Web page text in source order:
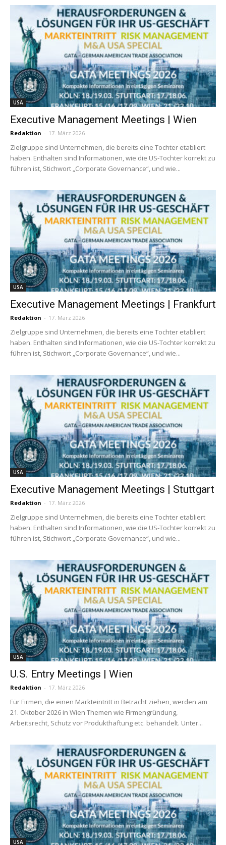
USA
Executive Management Meetings | Wien
Redaktion - 17. März 2026
Zielgruppe sind Unternehmen, die bereits eine Tochter etabliert
haben. Enthalten sind Informationen, wie die US-Tochter korrekt zu
führen ist, Stichwort „Corporate Governance“, und wie...
USA
Executive Management Meetings | Frankfurt
Redaktion - 17. März 2026
Zielgruppe sind Unternehmen, die bereits eine Tochter etabliert
haben. Enthalten sind Informationen, wie die US-Tochter korrekt zu
führen ist, Stichwort „Corporate Governance“, und wie...
USA
Executive Management Meetings | Stuttgart
Redaktion - 17. März 2026
Zielgruppe sind Unternehmen, die bereits eine Tochter etabliert
haben. Enthalten sind Informationen, wie die US-Tochter korrekt zu
führen ist, Stichwort „Corporate Governance“, und wie...
USA
U.S. Entry Meetings | Wien
Redaktion - 17. März 2026
Für Firmen, die einen Markteintritt in Betracht ziehen, werden am
21. Oktober 2026 in Wien Themen wie Firmengründung,
Arbeitsrecht, Schutz vor Produkthaftung etc. behandelt. Unter...
USA